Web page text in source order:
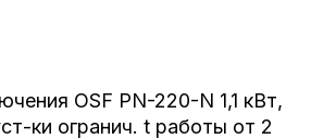
OSF PN-220-N 1,1 кВт,
ки огранич. t работы от 2